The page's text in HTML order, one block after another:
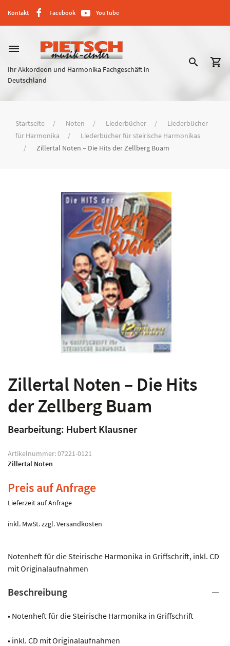
Kontakt Facebook YouTube
dehaze
Ihr Akkordeon und Harmonika Fachgeschäft in
Deutschland
search shopping_cart
Startseite Noten Liederbücher
Liederbücher
für Harmonika
Liederbücher für steirische Harmonikas
Zillertal Noten – Die Hits der Zellberg Buam
Zillertal Noten – Die Hits
der Zellberg Buam
Bearbeitung: Hubert Klausner
Artikelnummer:07221-0121
Zillertal Noten
Preis auf Anfrage
Lieferzeit auf Anfrage
inkl. MwSt.zzgl.Versandkosten
Notenheft für die Steirische Harmonika in Griffschrift, inkl. CD
mit Originalaufnahmen
Beschreibung
• Notenheft für die Steirische Harmonika in Griffschrift
• inkl. CD mit Originalaufnahmen